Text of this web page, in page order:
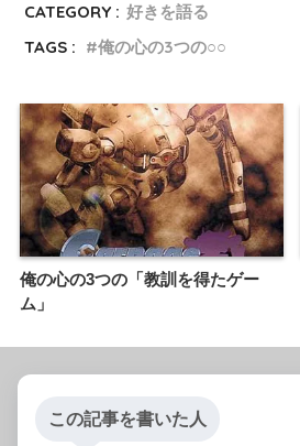
CATEGORY : 好きを語る
TAGS :
俺の心の3つの○○
俺の心の3つの「教訓を得たゲー
ム」
この記事を書いた人